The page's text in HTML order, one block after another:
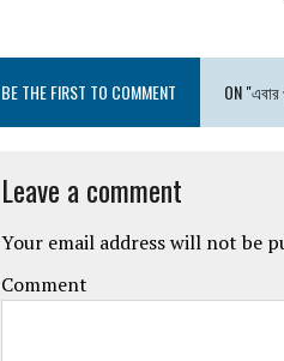
BE THE FIRST TO COMMENT ON "এবার
Leave a comment
Your email address will not be
Comment